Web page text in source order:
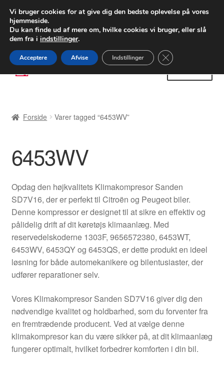
LEVERING fra 55 kr.
FEDEX verdensomspændende forsendelse
80 82 72 02
Spring
til
Spring
til
Betalinger
Kasse
Klageprocedure
Kontakte
Kurv
Min Konto
Om os
Forside Varer tagged “6453WV”
6453WV
Opdag den højkvalitets Klimakompresor Sanden
SD7V16, der er perfekt til Citroën og Peugeot biler.
Denne kompressor er designet til at sikre en effektiv og
pålidelig drift af dit køretøjs klimaanlæg. Med
reservedelskoderne 1303F, 9656572380, 6453WT,
6453WV, 6453QY og 6453QS, er dette produkt en ideel
løsning for både automekanikere og bilentusiaster, der
udfører reparationer selv.
Vores Klimakompresor Sanden SD7V16 giver dig den
nødvendige kvalitet og holdbarhed, som du forventer fra
en fremtrædende producent. Ved at vælge denne
klimakompresor kan du være sikker på, at dit klimaanlæg
fungerer optimalt, hvilket forbedrer komforten i din bil.
Vi bruger cookies for at give dig den bedste oplevelse på vores
hjemmeside.
Du kan finde ud af mere om, hvilke cookies vi bruger, eller slå
dem fra i indstillinger.
Acceptere Afvise Indstillinger Close GDPR